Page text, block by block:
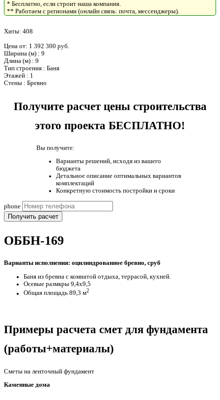
* Бесплатно, если строит наша компания.
** Работаем с регионами (онлайн связь: почта, мессенджеры).
Хиты: 408
Цена от: 1 392 300 руб.
Ширина (м) : 9
Длина (м) : 9
Тип строения : Баня
Этажей : 1
Стены : Бревно
Получите расчет цены строительства
этого проекта БЕСПЛАТНО!
Вы получите:
Варианты решений, исходя из вашего
бюджета
Детальное описание оптимальных вариантов
комплектаций
Конкретную стоимость постройки и сроки
phone
Получить расчет
ОББН-169
Варианты исполнения: оцилиндрованное бревно, сруб
Баня из бревна с комнатой отдыха, террасой, кухней.
Осевые размкры 9,4х9,5
Общая площадь 89,3 м2
Примеры расчета смет для фундамента
(работы+материалы)
Сметы на ленточный фундамент
Каменные дома